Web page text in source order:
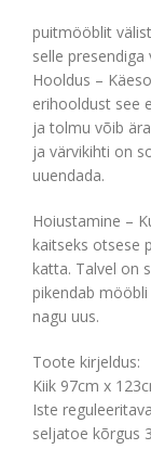
puitmööblit
selle
Hooldus –
erihooldust see
ja tolmu võib
ja värvikihti on
uuendada.
Hoiustamine –
kaitseks otsese
katta. Talvel on
pikendab
nagu uus.
Toote kirjeldus:
Kiik 97cm x
Iste
seljatoe kõrgus